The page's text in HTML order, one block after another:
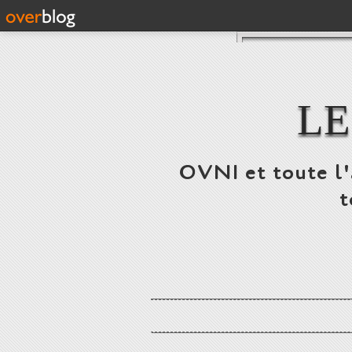
OVNI et toute